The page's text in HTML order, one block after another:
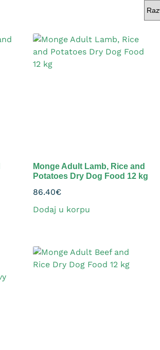
Monge Adult Lamb, Rice and
Potatoes Dry Dog Food 12 kg
86.40€
Dodaj u korpu